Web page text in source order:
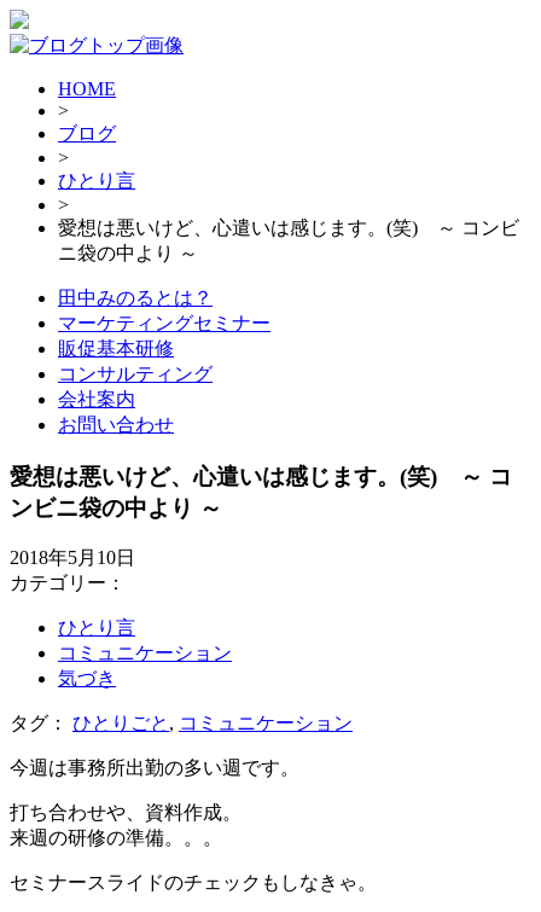
HOME
>
ブログ
>
ひとり言
>
愛想は悪いけど、心遣いは感じます。(笑) ～ コンビ
ニ袋の中より ～
田中みのるとは？
マーケティングセミナー
販促基本研修
コンサルティング
会社案内
お問い合わせ
愛想は悪いけど、心遣いは感じます。(笑) ～ コ
ンビニ袋の中より ～
2018年5月10日
カテゴリー：
ひとり言
コミュニケーション
気づき
タグ： ひとりごと , コミュニケーション
今週は事務所出勤の多い週です。
打ち合わせや、資料作成。
来週の研修の準備。。。
セミナースライドのチェックもしなきゃ。